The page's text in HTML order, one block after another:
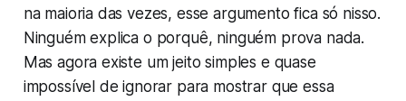
na maioria das vezes, esse argumento fica só nisso.
Ninguém explica o porquê, ninguém prova nada.
Mas agora existe um jeito simples e quase
impossível de ignorar para mostrar que essa